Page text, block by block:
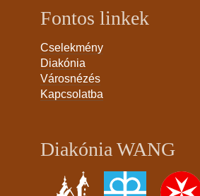
Fontos linkek
Cselekmény
Diakónia
Városnézés
Kapcsolatba
Diakónia WANG